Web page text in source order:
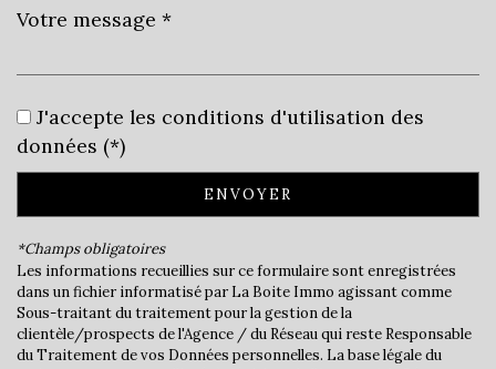
Bar
Cinéma
Collège
École maternelle
École primaire
Lycée
J'accepte les conditions d'utilisation des
données (*)
ENVOYER
*Champs obligatoires
Les informations recueillies sur ce formulaire sont enregistrées
dans un fichier informatisé par La Boite Immo agissant comme
Sous-traitant du traitement pour la gestion de la
clientèle/prospects de l'Agence / du Réseau qui reste Responsable
du Traitement de vos Données personnelles. La base légale du